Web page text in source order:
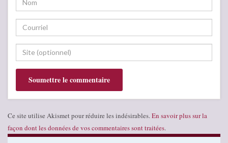
Ce site utilise Akismet pour réduire les indésirables. En savoir plus sur la
façon dont les données de vos commentaires sont traitées.